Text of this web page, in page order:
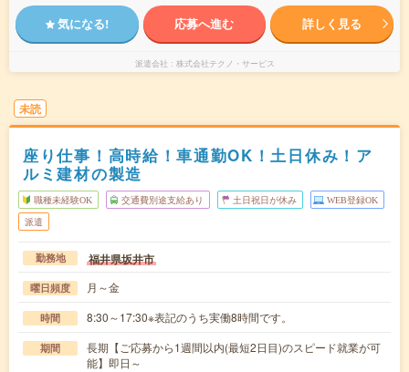
気になる! 応募へ進む 詳しく見る
派遣会社 株式会社テクノ・サービス
未読
座り仕事！高時給！車通勤OK！土日休み！ア
ルミ建材の製造
職種未経験OK 交通費別途支給あり 土日祝日が休み WEB登録OK
派遣
勤務地 福井県坂井市
曜日頻度 月～金
時間 8:30～17:30※表記のうち実働8時間です。
期間
長期【ご応募から1週間以内(最短2日目)のスピード就業が可
能】即日～